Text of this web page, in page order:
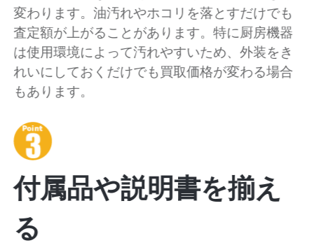
変わります。油汚れやホコリを落とすだけでも
査定額が上がることがあります。特に厨房機器
は使用環境によって汚れやすいため、外装をき
れいにしておくだけでも買取価格が変わる場合
もあります。
付属品や説明書を揃え
る